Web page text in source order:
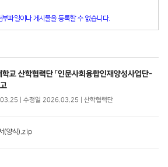
파일이나 게시물을 등록할 수 없습니다.
교 산학협력단 「인문사회융합인재양성사업단-
| 수정일 2026.03.25 | 산학협력단
(양식).zip